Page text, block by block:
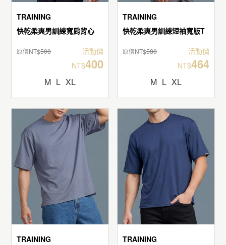
TRAINING
快乾柔爽男訓練寬肩背心
原價NT$500
活動價
NT$400
M L XL
TRAINING
快乾柔爽男訓練短袖寬版T
原價NT$580
活動價
NT$464
M L XL
TRAINING
TRAINING